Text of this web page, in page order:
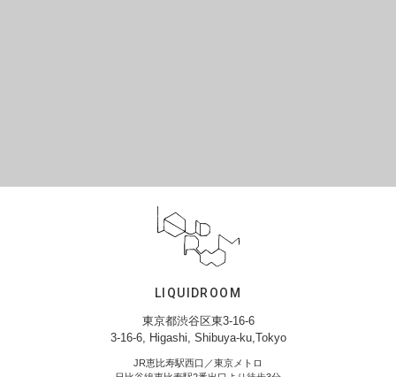
LIQUIDROOM
東京都渋谷区東3-16-6
3-16-6, Higashi, Shibuya-ku,Tokyo
JR恵比寿駅西口／東京メトロ